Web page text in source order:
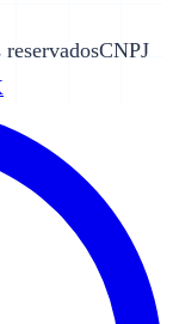
CNPJ